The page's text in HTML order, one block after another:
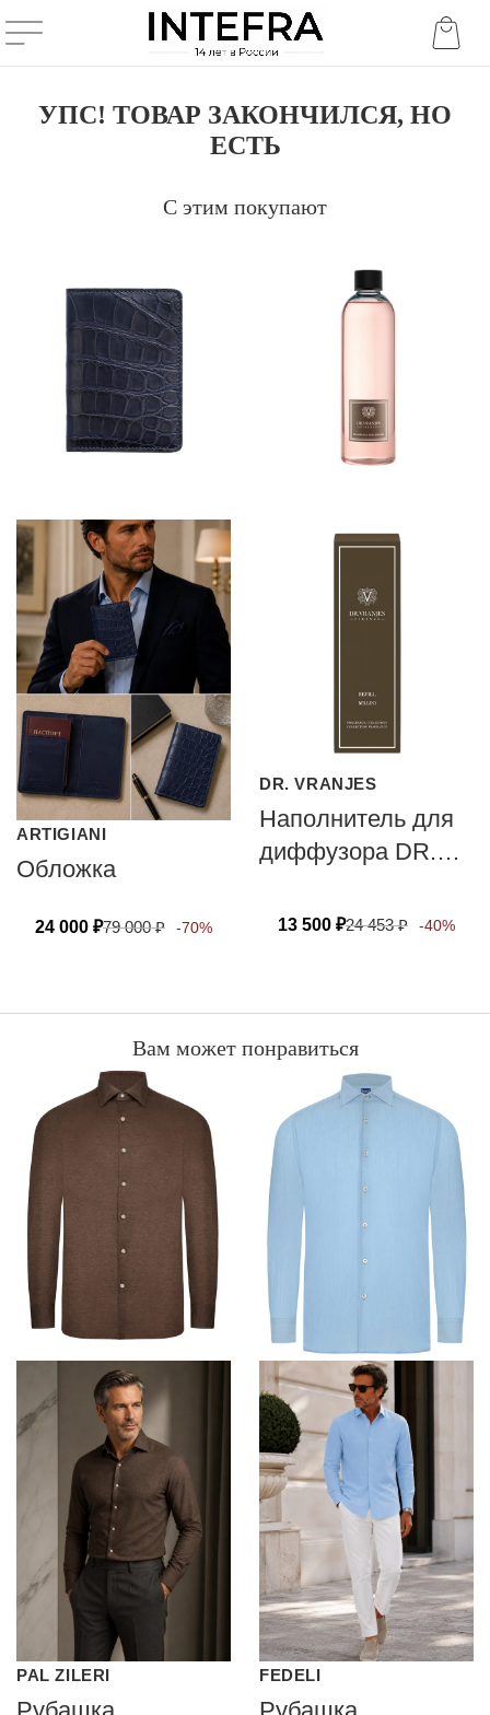
УПС! ТОВАР ЗАКОНЧИЛСЯ, НО
ЕСТЬ
С этим покупают
ARTIGIANI
Обложка
24 000 ₽79 000₽ -70%
DR. VRANJES
Наполнитель для
диффузора DR.
FIRENZE BELLINI
13 500 ₽24 453₽ -40%
Вам может понравиться
PAL ZILERI FEDELI